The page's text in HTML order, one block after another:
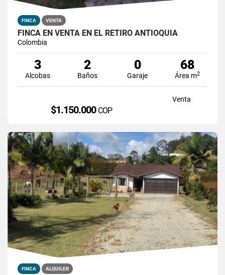
FINCA VENTA
FINCA EN VENTA EN EL RETIRO ANTIOQUIA
Colombia
3
Alcobas
2
Baños
0
Garaje
68
Área m2
Venta
$1.150.000 COP
FINCA ALQUILER